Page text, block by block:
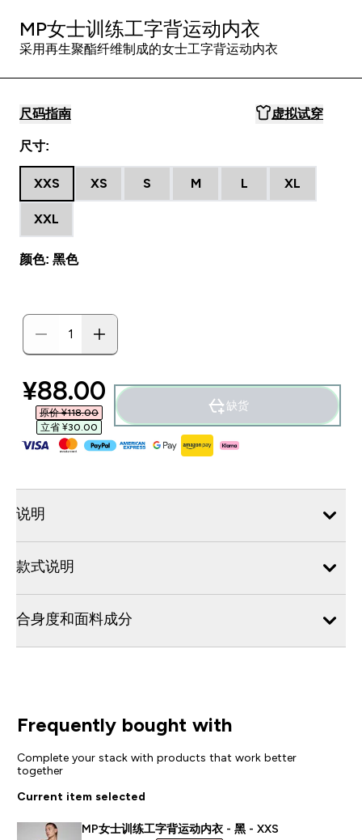
MP女士训练工字背运动内衣
采用再生聚酯纤维制成的女士工字背运动内衣
尺码指南 虚拟试穿
尺寸:
XXS XS S M L XL
XXL
颜色: 黑色
discounted price
¥88.00‎
原价 ¥118.00‎
立省 ¥30.00‎
缺货
说明
款式说明
合身度和面料成分
Frequently bought with
Complete your stack with products that work better
together
Current item selected
MP女士训练工字背运动内衣 - 黑 - XXS